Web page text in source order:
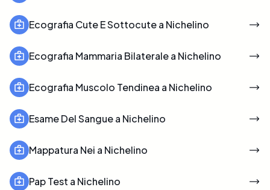
Ecografia Cute E Sottocute a Nichelino
Ecografia Mammaria Bilaterale a Nichelino
Ecografia Muscolo Tendinea a Nichelino
Esame Del Sangue a Nichelino
Mappatura Nei a Nichelino
Pap Test a Nichelino